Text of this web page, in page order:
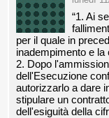
“1. Ai
per il quale in
inadempimento e
2. Dopo
dell'Esecuzione
autorizzarlo a dare
stipulare un
dell'esiguità della